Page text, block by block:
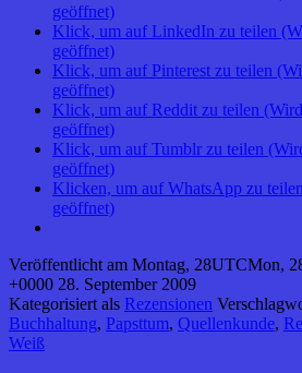
geöffnet)
Klick, um auf LinkedIn zu teilen
geöffnet)
Klick, um auf Pinterest zu teilen
geöffnet)
Klick, um auf Reddit zu teilen
geöffnet)
Klick, um auf Tumblr zu teilen
geöffnet)
Klicken, um auf WhatsApp zu
geöffnet)
Veröffentlicht am Montag, 28UTCMon,
+0000 28. September 2009
Kategorisiert als Rezensionen
Buchhaltung, Papsttum, Quellenkunde,
Weiß